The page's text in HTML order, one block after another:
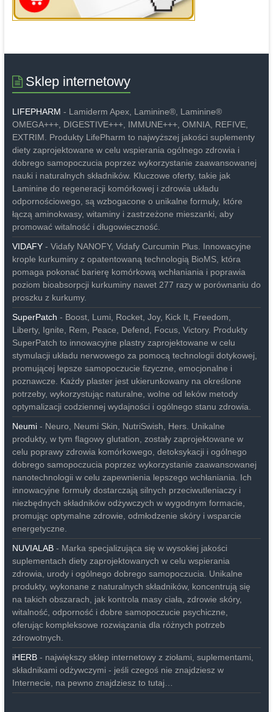
Sklep internetowy
LIFEPHARM - Lamiderm Apex, Laminine®, Laminine®
OMEGA+++, DIGESTIVE+++, IMMUNE+++, OMNIA, REFIVE,
EXTRIM. Produkty LifePharm to najwyższej jakości suplementy
diety zaprojektowane w celu wspierania ogólnego zdrowia i
dobrego samopoczucia poprzez wykorzystanie zaawansowanej
nauki i naturalnych składników. Kluczowe oferty, takie jak
Laminine do regeneracji komórkowej i zdrowia układu
odpornościowego, są wzbogacone o unikalne formuły, które
łączą aminokwasy, witaminy i zastrzeżone mieszanki, aby
promować witalność i długowieczność.
VIDAFY- Vidafy NANOFY, Vidafy Curcumin Plus. Innowacyjne
krople kurkuminy z opatentowaną technologią BioMS, która
pomaga pokonać barierę komórkową wchłaniania i poprawia
poziom bioabsorpcji kurkuminy nawet 277 razy w porównaniu do
proszku z kurkumy.
SuperPatch - Boost, Lumi, Rocket, Joy, Kick It, Freedom,
Liberty, Ignite, Rem, Peace, Defend, Focus, Victory. Produkty
SuperPatch to innowacyjne plastry zaprojektowane w celu
stymulacji układu nerwowego za pomocą technologii dotykowej,
promującej lepsze samopoczucie fizyczne, emocjonalne i
poznawcze. Każdy plaster jest ukierunkowany na określone
potrzeby, wykorzystując naturalne, wolne od leków metody
optymalizacji codziennej wydajności i ogólnego stanu zdrowia.
Neumi- Neuro, Neumi Skin, NutriSwish, Hers. Unikalne
produkty, w tym flagowy glutation, zostały zaprojektowane w
celu poprawy zdrowia komórkowego, detoksykacji i ogólnego
dobrego samopoczucia poprzez wykorzystanie zaawansowanej
nanotechnologii w celu zapewnienia lepszego wchłaniania. Ich
innowacyjne formuły dostarczają silnych przeciwutleniaczy i
niezbędnych składników odżywczych w wygodnym formacie,
promując optymalne zdrowie, odmłodzenie skóry i wsparcie
energetyczne.
NUVIALAB- Marka specjalizująca się w wysokiej jakości
suplementach diety zaprojektowanych w celu wspierania
zdrowia, urody i ogólnego dobrego samopoczucia. Unikalne
produkty, wykonane z naturalnych składników, koncentrują się
na takich obszarach, jak kontrola masy ciała, zdrowie skóry,
witalność, odporność i dobre samopoczucie psychiczne,
oferując kompleksowe rozwiązania dla różnych potrzeb
zdrowotnych.
iHERB- największy sklep internetowy z ziołami, suplementami,
składnikami odżywczymi - jeśli czegoś nie znajdziesz w
Internecie, na pewno znajdziesz to tutaj…